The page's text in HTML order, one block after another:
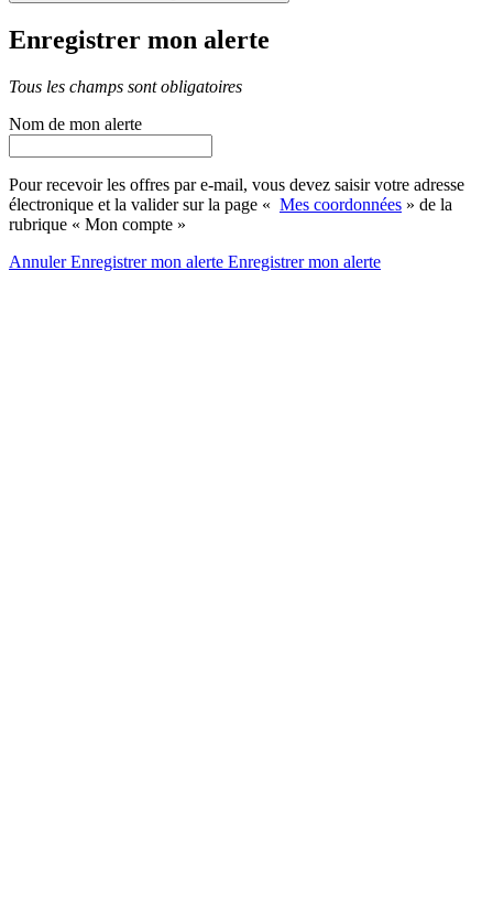
Enregistrer mon alerte
Tous les champs sont obligatoires
Nom de mon alerte
Pour recevoir les offres par e-mail, vous devez saisir votre adresse
électronique et la valider sur la page « Mes coordonnées » de la
rubrique « Mon compte »
AnnulerEnregistrer mon alerte Enregistrermon alerte